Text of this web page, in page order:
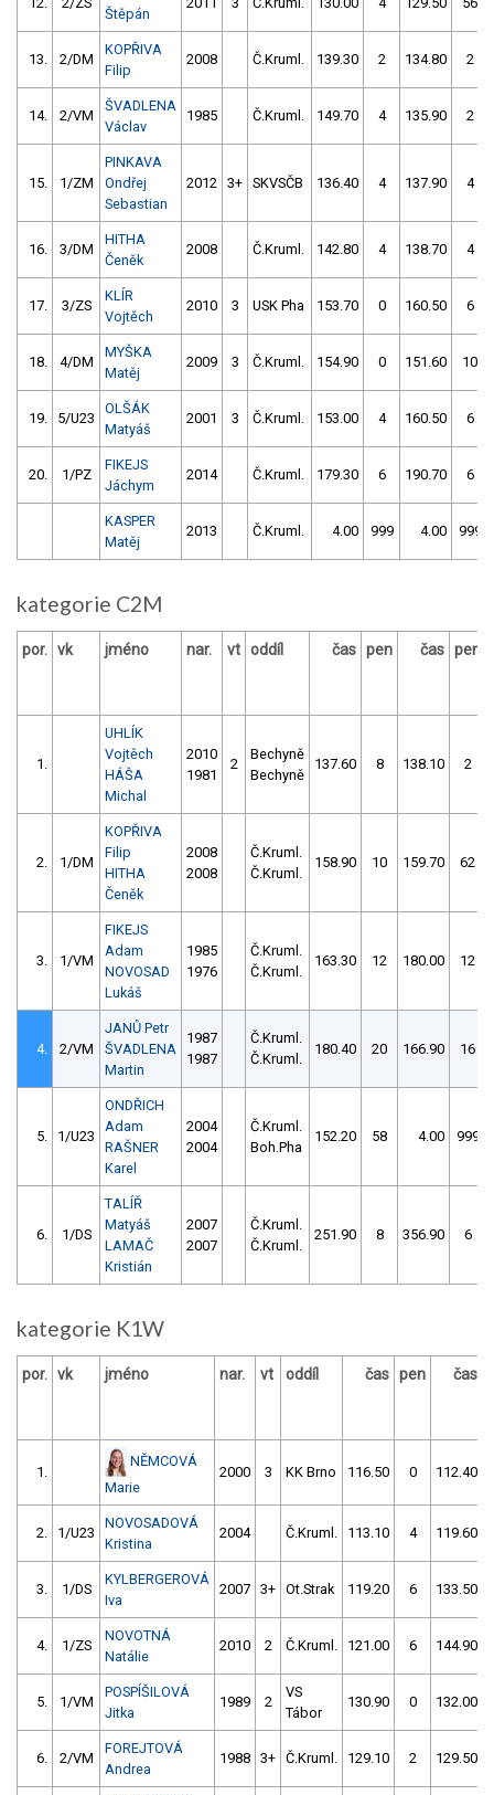
Štěpán
13. 2/DM
KOPŘIVA
Filip
2008 Č.Kruml. 139.30 2 134.80 2
14. 2/VM
ŠVADLENA
Václav
1985 Č.Kruml. 149.70 4 135.90 2
15. 1/ZM
PINKAVA
Ondřej
Sebastian
2012 3+ SKVSČB 136.40 4 137.90 4
16. 3/DM
HITHA
Čeněk
2008 Č.Kruml. 142.80 4 138.70 4
17. 3/ZS
KLÍR
Vojtěch
2010 3 USK Pha 153.70 0 160.50 6
18. 4/DM
MYŠKA
Matěj
2009 3 Č.Kruml. 154.90 0 151.60 10
19. 5/U23
OLŠÁK
Matyáš
2001 3 Č.Kruml. 153.00 4 160.50 6
20. 1/PZ
FIKEJS
Jáchym
2014 Č.Kruml. 179.30 6 190.70 6
KASPER
Matěj
2013 Č.Kruml. 4.00 999 4.00 999
kategorie C2M
por. vk jméno nar. vt oddíl čas pen čas pen
1.
UHLÍK
Vojtěch
HÁŠA
Michal
2010
1981
2
Bechyně
Bechyně
137.60 8 138.10 2
2. 1/DM
KOPŘIVA
Filip
HITHA
Čeněk
2008
2008
Č.Kruml.
Č.Kruml.
158.90 10 159.70 62
3. 1/VM
FIKEJS
Adam
NOVOSAD
Lukáš
1985
1976
Č.Kruml.
Č.Kruml.
163.30 12 180.00 12
4. 2/VM
JANŮ Petr
ŠVADLENA
Martin
1987
1987
Č.Kruml.
Č.Kruml.
180.40 20 166.90 16
5. 1/U23
ONDŘICH
Adam
RAŠNER
Karel
2004
2004
Č.Kruml.
Boh.Pha
152.20 58 4.00 999
6. 1/DS
TALÍŘ
Matyáš
LAMAČ
Kristián
2007
2007
Č.Kruml.
Č.Kruml.
251.90 8 356.90 6
kategorie K1W
por. vk jméno nar. vt oddíl čas pen čas
1.
NĚMCOVÁ
Marie
2000 3 KK Brno 116.50 0 112.40
2. 1/U23
NOVOSADOVÁ
Kristina
2004 Č.Kruml. 113.10 4 119.60
3. 1/DS
KYLBERGEROVÁ
Iva
2007 3+ Ot.Strak 119.20 6 133.50
4. 1/ZS
NOVOTNÁ
Natálie
2010 2 Č.Kruml. 121.00 6 144.90
5. 1/VM
POSPÍŠILOVÁ
Jitka
1989 2
VS
Tábor
130.90 0 132.00
6. 2/VM
FOREJTOVÁ
Andrea
1988 3+ Č.Kruml. 129.10 2 129.50